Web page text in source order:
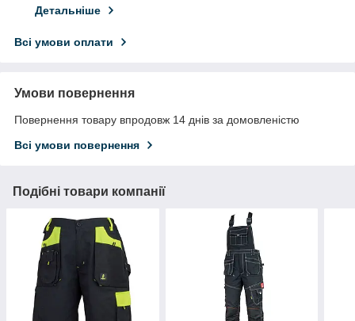
Детальніше
Всі умови оплати
Умови повернення
Повернення товару впродовж 14 днів за домовленістю
Всі умови повернення
Подібні товари компанії